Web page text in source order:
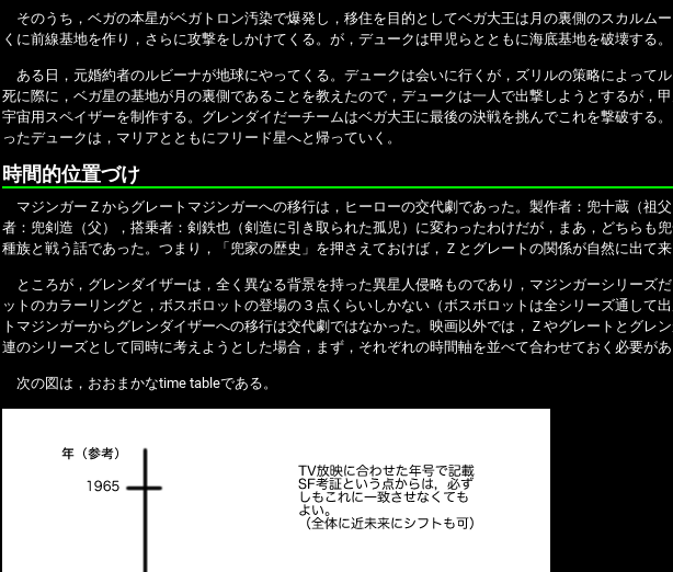
そのうち，ベガの本星がベガトロン汚染で爆発し，移住を目的としてベガ大王は月の裏側のスカルム
くに前線基地を作り，さらに攻撃をしかけてくる。が，デュークは甲児らとともに海底基地を破壊する。
ある日，元婚約者のルビーナが地球にやってくる。デュークは会いに行くが，ズリルの策略によって
死に際に，ベガ星の基地が月の裏側であることを教えたので，デュークは一人で出撃しようとするが，
宇宙用スペイザーを制作する。グレンダイだーチームはベガ大王に最後の決戦を挑んでこれを撃破する
ったデュークは，マリアとともにフリード星へと帰っていく。
時間的位置づけ
マジンガーＺからグレートマジンガーへの移行は，ヒーローの交代劇であった。製作者：兜十蔵（祖
者：兜剣造（父），搭乗者：剣鉄也（剣造に引き取られた孤児）に変わったわけだが，まあ，どちらも
種族と戦う話であった。つまり，「兜家の歴史」を押さえておけば，Ｚとグレートの関係が自然に出て
ところが，グレンダイザーは，全く異なる背景を持った異星人侵略ものであり，マジンガーシリーズ
ットのカラーリングと，ボスボロットの登場の３点くらいしかない（ボスボロットは全シリーズ通して
トマジンガーからグレンダイザーへの移行は交代劇ではなかった。映画以外では，Ｚやグレートとグレ
連のシリーズとして同時に考えようとした場合，まず，それぞれの時間軸を並べて合わせておく必要が
次の図は，おおまかなtime tableである。